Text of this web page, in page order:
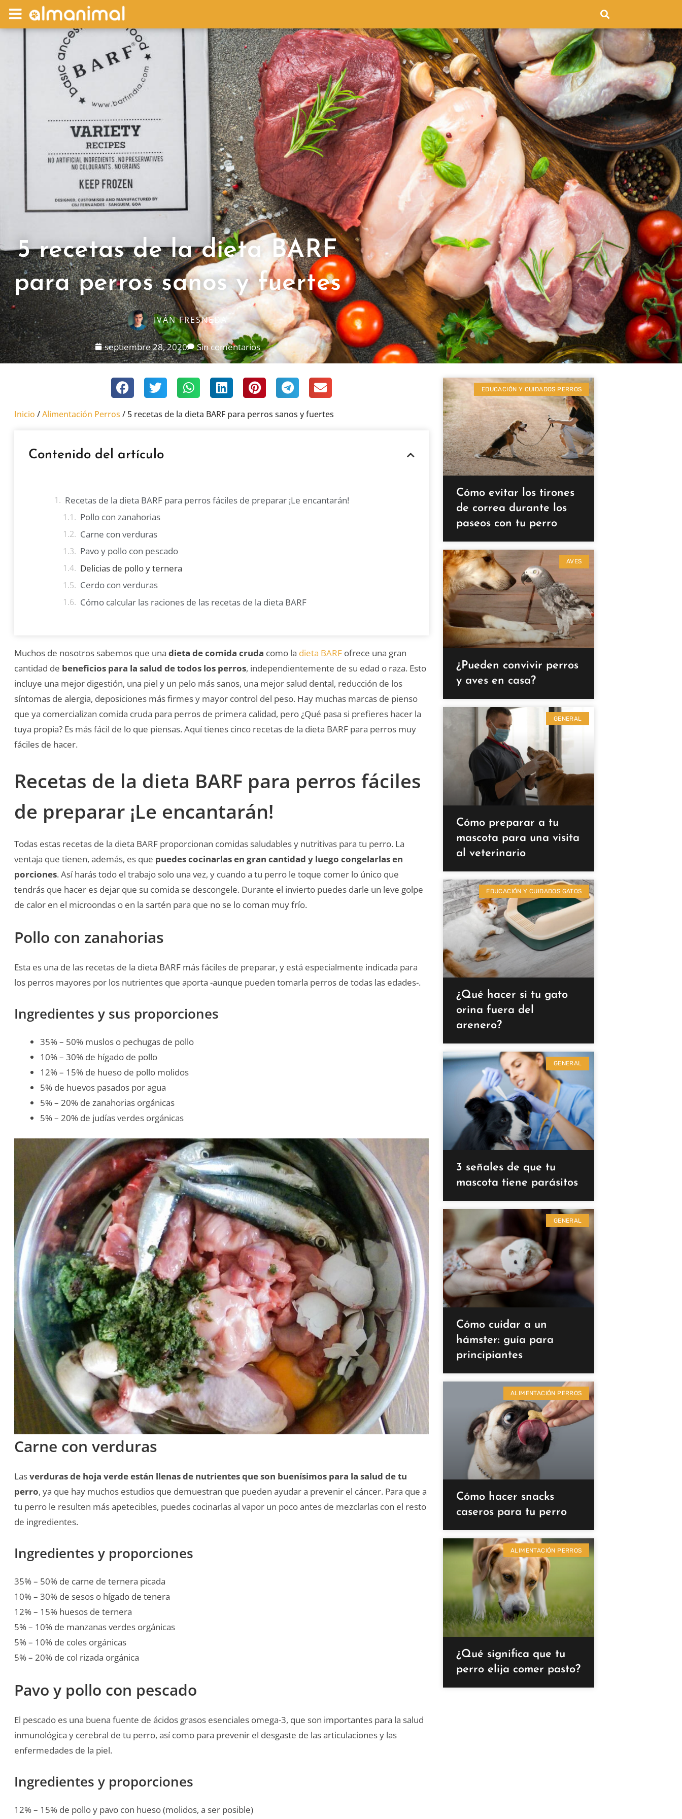
5 recetas de la dieta BARF
para perros sanos y fuertes
IVÁN FRESNEDA
septiembre 28, 2020 Sin comentarios
Inicio /Alimentación Perros / 5 recetas de la dieta BARF para perros sanos y fuertes
Contenido del artículo
Recetas de la dieta BARF para perros fáciles de preparar ¡Le encantarán!
Pollo con zanahorias
Carne con verduras
Pavo y pollo con pescado
Delicias de pollo y ternera
Cerdo con verduras
Cómo calcular las raciones de las recetas de la dieta BARF
Muchos de nosotros sabemos que una dieta de comida cruda como la dieta BARF ofrece una gran
cantidad de beneficios para la salud de todos los perros, independientemente de su edad o raza. Esto
incluye una mejor digestión, una piel y un pelo más sanos, una mejor salud dental, reducción de los
síntomas de alergia, deposiciones más firmes y mayor control del peso. Hay muchas marcas de pienso
que ya comercializan comida cruda para perros de primera calidad, pero ¿Qué pasa si prefieres hacer la
tuya propia? Es más fácil de lo que piensas. Aquí tienes cinco recetas de la dieta BARF para perros muy
fáciles de hacer.
Recetas de la dieta BARF para perros fáciles
de preparar ¡Le encantarán!
Todas estas recetas de la dieta BARF proporcionan comidas saludables y nutritivas para tu perro. La
ventaja que tienen, además, es que puedes cocinarlas en gran cantidad y luego congelarlas en
porciones. Así harás todo el trabajo solo una vez, y cuando a tu perro le toque comer lo único que
tendrás que hacer es dejar que su comida se descongele. Durante el invierto puedes darle un leve golpe
de calor en el microondas o en la sartén para que no se lo coman muy frío.
Pollo con zanahorias
Esta es una de las recetas de la dieta BARF más fáciles de preparar, y está especialmente indicada para
los perros mayores por los nutrientes que aporta -aunque pueden tomarla perros de todas las edades-.
Ingredientes y sus proporciones
35% – 50% muslos o pechugas de pollo
10% – 30% de hígado de pollo
12% – 15% de hueso de pollo molidos
5% de huevos pasados por agua
5% – 20% de zanahorias orgánicas
5% – 20% de judías verdes orgánicas
Carne con verduras
Lasverduras de hoja verde están llenas de nutrientes que son buenísimos para la salud de tu
perro, ya que hay muchos estudios que demuestran que pueden ayudar a prevenir el cáncer. Para que a
tu perro le resulten más apetecibles, puedes cocinarlas al vapor un poco antes de mezclarlas con el resto
de ingredientes.
Ingredientes y proporciones
35% – 50% de carne de ternera picada
10% – 30% de sesos o hígado de tenera
12% – 15% huesos de ternera
5% – 10% de manzanas verdes orgánicas
5% – 10% de coles orgánicas
5% – 20% de col rizada orgánica
Pavo y pollo con pescado
El pescado es una buena fuente de ácidos grasos esenciales omega-3, que son importantes para la salud
inmunológica y cerebral de tu perro, así como para prevenir el desgaste de las articulaciones y las
enfermedades de la piel.
Ingredientes y proporciones
12% – 15% de pollo y pavo con hueso (molidos, a ser posible)
EDUCACIÓN Y CUIDADOS PERROS
Cómo evitar los tirones
de correa durante los
paseos con tu perro
AVES
¿Pueden convivir perros
y aves en casa?
GENERAL
Cómo preparar a tu
mascota para una visita
al veterinario
EDUCACIÓN Y CUIDADOS GATOS
¿Qué hacer si tu gato
orina fuera del
arenero?
GENERAL
3 señales de que tu
mascota tiene parásitos
GENERAL
Cómo cuidar a un
hámster: guía para
principiantes
ALIMENTACIÓN PERROS
Cómo hacer snacks
caseros para tu perro
ALIMENTACIÓN PERROS
¿Qué significa que tu
perro elija comer pasto?